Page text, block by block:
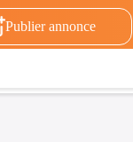
Publier annonce